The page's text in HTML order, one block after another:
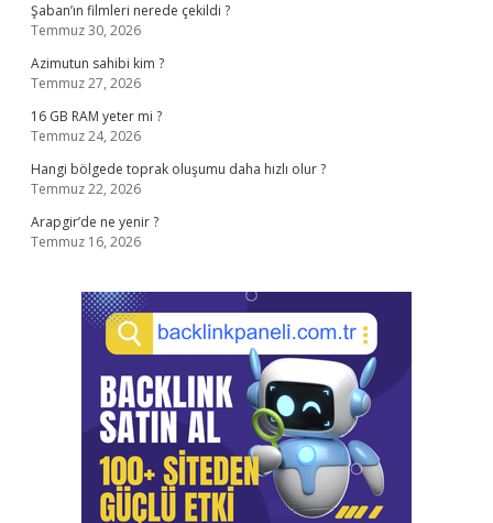
Şaban’ın filmleri nerede çekildi ?
Temmuz 30, 2026
Azimutun sahibi kim ?
Temmuz 27, 2026
16 GB RAM yeter mi ?
Temmuz 24, 2026
Hangi bölgede toprak oluşumu daha hızlı olur ?
Temmuz 22, 2026
Arapgir’de ne yenir ?
Temmuz 16, 2026